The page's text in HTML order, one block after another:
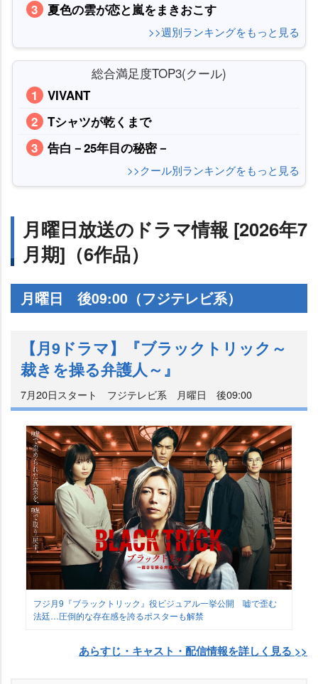
夏色の雲が恋と嵐をまきおこす
>>週別ランキングをもっと見る
総合満足度TOP3(クール)
VIVANT
Tシャツが乾くまで
告白－25年目の秘密－
>>クール別ランキングをもっと見る
月曜日放送のドラマ情報 [2026年7
月期]（6作品）
月曜日 後09:00（フジテレビ系）
【月9ドラマ】『ブラックトリック～
裁きを操る弁護人～』
7月20日スタート フジテレビ系 月曜日 後09:00
フジ月9『ブラックトリック』役ビジュアル一挙公開 嘘で歪む
法廷…圧倒的な存在感を誇るポスターも解禁
あらすじ・キャスト・配信情報を詳しく見る >>